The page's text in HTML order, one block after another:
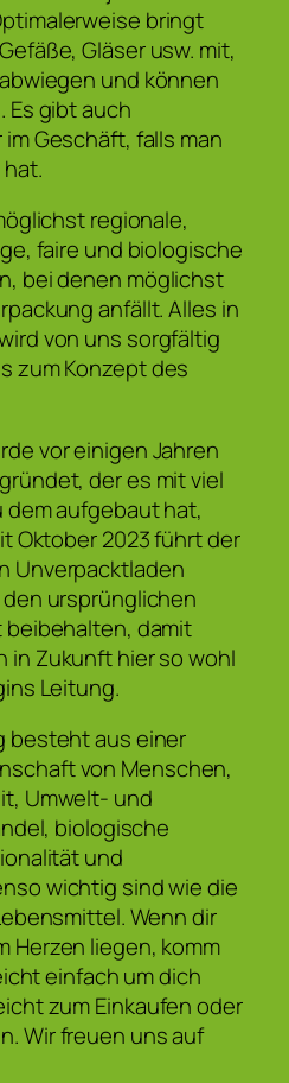
bringt
Gläser usw. mit,
und können
Es gibt auch
Geschäft, falls man
regionale,
faire und biologische
bei denen möglichst
anfällt. Alles in
von uns sorgfältig
zum Konzept des
vor einigen Jahren
der es mit viel
aufgebaut hat,
Oktober 2023 führt der
Unverpacktladen
ursprünglichen
damit
in Zukunft hier so wohl
Leitung.
besteht aus einer
von Menschen,
Umwelt- und
biologische
und
wichtig sind wie die
Wenn dir
Herzen liegen, komm
einfach um dich
zum Einkaufen oder
Wir freuen uns auf